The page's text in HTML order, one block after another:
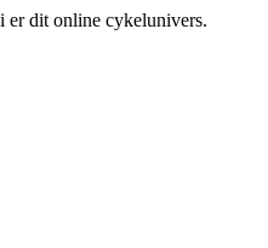
dit online cykelunivers.